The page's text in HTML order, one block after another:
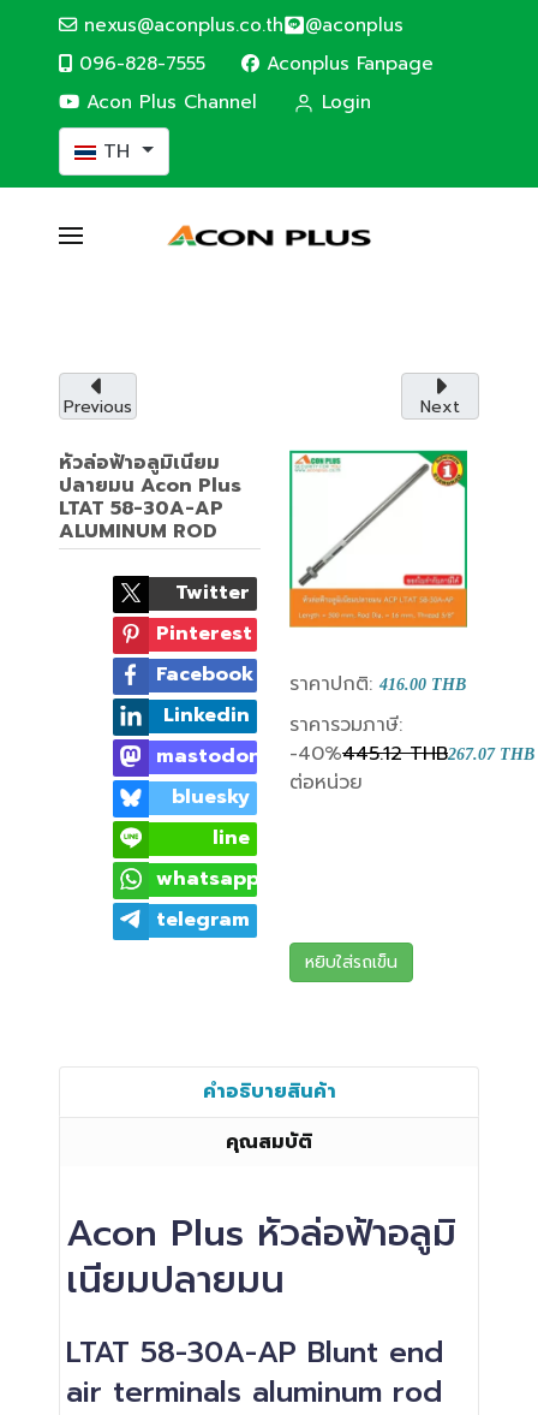
nexus@aconplus.co.th @aconplus
096-828-7555
Aconplus Fanpage
Acon Plus Channel
Login
เลือกภาษาของคุณ
TH
และรักษ์โลกไปพร้อมกับเรา
Previous Next
หัวล่อฟ้าอลูมิเนียม
ปลายมน Acon Plus
LTAT 58-30A-AP
ALUMINUM ROD
Twitter
Pinterest
Facebook
Linkedin
mastodon
bluesky
line
whatsapp
telegram
ราคาปกติ: 416.00 THB
ราคารวมภาษี:
-40%445.12 THB267.07 THB
ต่อหน่วย
หยิบใส่รถเข็น
คำอธิบายสินค้า
คุณสมบัติ
Acon Plus หัวล่อฟ้าอลูมิ
เนียมปลายมน
LTAT 58-30A-AP Blunt end
air terminals aluminum rod